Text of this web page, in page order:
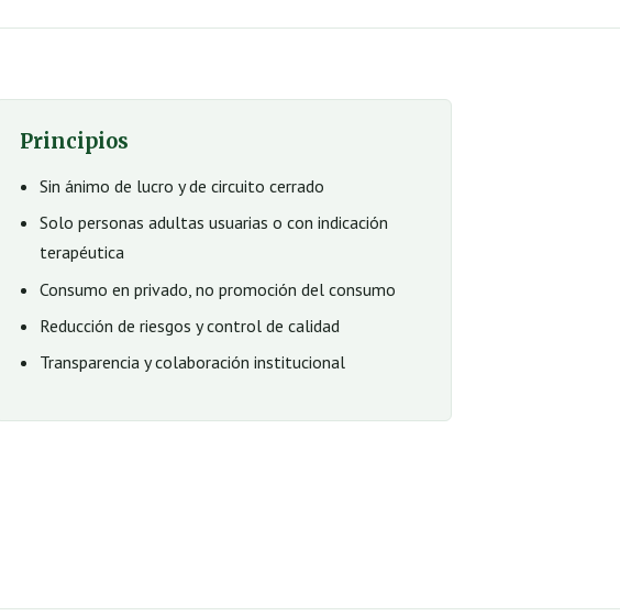
Principios
Sin ánimo de lucro y de circuito cerrado
Solo personas adultas usuarias o con indicación
terapéutica
Consumo en privado, no promoción del consumo
Reducción de riesgos y control de calidad
Transparencia y colaboración institucional